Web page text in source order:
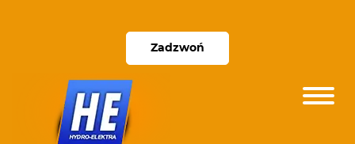
Zadzwoń